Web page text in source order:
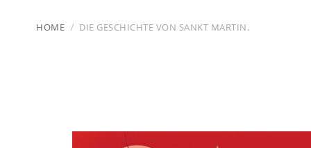
HOME DIE GESCHICHTE VON SANKT MARTIN.